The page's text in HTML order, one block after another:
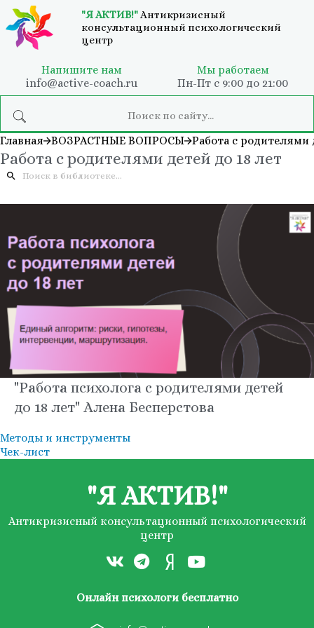
"Я АКТИВ!"Антикризисный
консультационный психологический
центр
Напишите нам
info@active-coach.ru
Мы работаем
Пн-Пт с 9:00 до 21:00
Главная ВОЗРАСТНЫЕ ВОПРОСЫ Работа с родителями
Работа с родителями детей до 18 лет
"Работа психолога с родителями детей
до 18 лет" Алена Бесперстова
Методы и инструменты
Чек-лист
"Я АКТИВ!"
Антикризисный консультационный психологический
центр
Онлайн психологи бесплатно